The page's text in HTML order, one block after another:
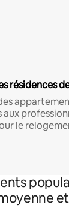
résidences
aux
le